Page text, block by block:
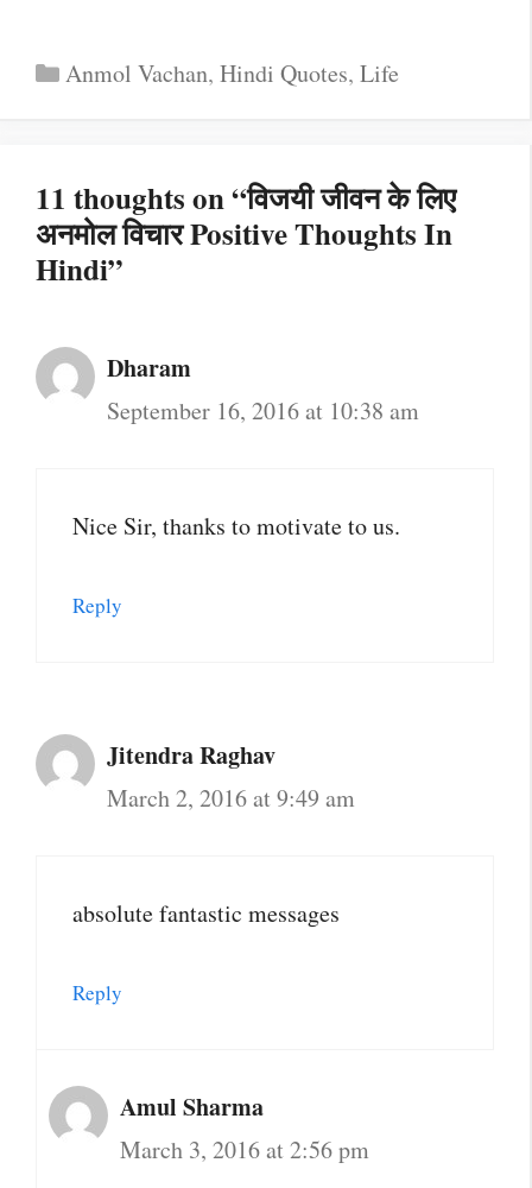
Categories
Anmol Vachan, Hindi Quotes, Life
11 thoughts on “विजयी जीवन के लिए
अनमोल विचार Positive Thoughts In
Hindi”
Dharam
September 16, 2016 at 10:38 am
Nice Sir, thanks to motivate to us.
Reply
Jitendra Raghav
March 2, 2016 at 9:49 am
absolute fantastic messages
Reply
Amul Sharma
March 3, 2016 at 2:56 pm